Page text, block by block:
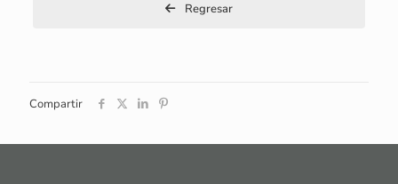
Regresar
Compartir